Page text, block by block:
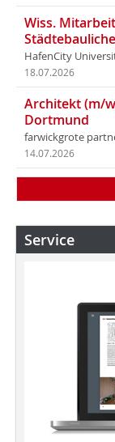
Wiss.
HafenCity
18.07.2026
Architekt (m/
Dortmund
farwickgrote
14.07.2026
Service